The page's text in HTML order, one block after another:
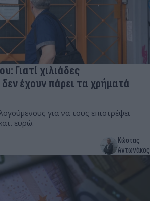
Γιατί χιλιάδες
έχουν πάρει τα χρήματά
για να τους επιστρέψει
ευρώ.
Κώστας
Αντωνάκος